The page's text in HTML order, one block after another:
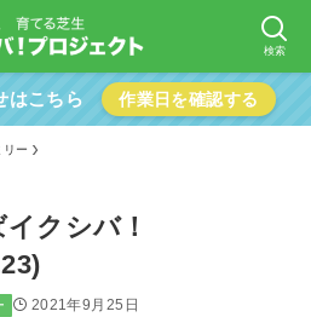
検索
はこちら 作業日を確認する
リー
クシバ！
2021年9月25日